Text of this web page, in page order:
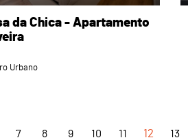
da Chica - Apartamento
Urbano
7 8 9 10 11 12 13